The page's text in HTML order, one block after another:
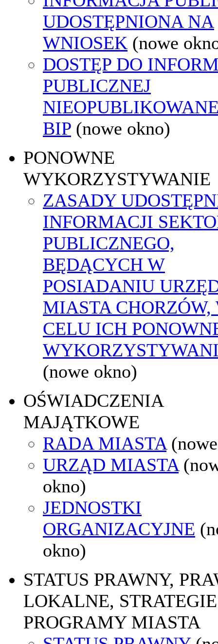
UDOSTĘPNIONA NA
WNIOSEK (nowe
DOSTĘP DO
PUBLICZNEJ
BIP (nowe okno)
PONOWNE
WYKORZYSTYWANIE
ZASADY
INFORMACJI
PUBLICZNEGO,
BĘDĄCYCH W
POSIADANIU
MIASTA CHORZÓW,
CELU ICH
(nowe okno)
OŚWIADCZENIA
MAJĄTKOWE
RADA MIASTA
URZĄD MIASTA
okno)
JEDNOSTKI
ORGANIZACYJNE
okno)
STATUS PRAWNY,
LOKALNE,
PROGRAMY MIASTA